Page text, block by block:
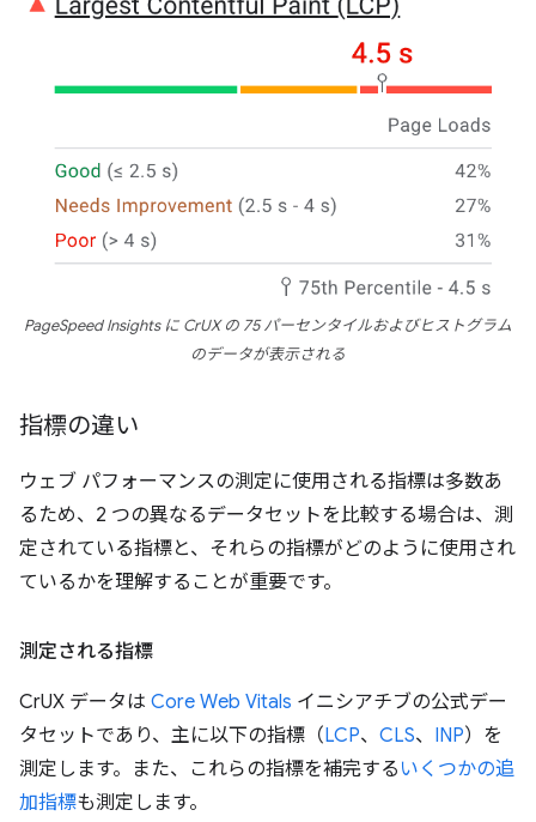
PageSpeed Insights に CrUX の 75 パーセンタイルおよびヒストグラム
のデータが表示される
指標の違い
ウェブ パフォーマンスの測定に使用される指標は多数あ
るため、2 つの異なるデータセットを比較する場合は、測
定されている指標と、それらの指標がどのように使用され
ているかを理解することが重要です。
測定される指標
CrUX データは Core Web Vitals イニシアチブの公式デー
タセットであり、主に以下の指標（LCP、 CLS、 INP）を
測定します。また、これらの指標を補完する いくつかの追
加指標も測定します。